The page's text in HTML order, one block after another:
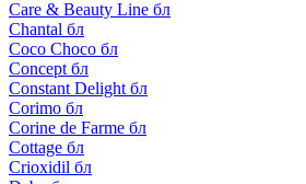
Care & Beauty Line бл
Chantal бл
Coco Choco бл
Concept бл
Constant Delight бл
Corimo бл
Corine de Farme бл
Cottage бл
Crioxidil бл